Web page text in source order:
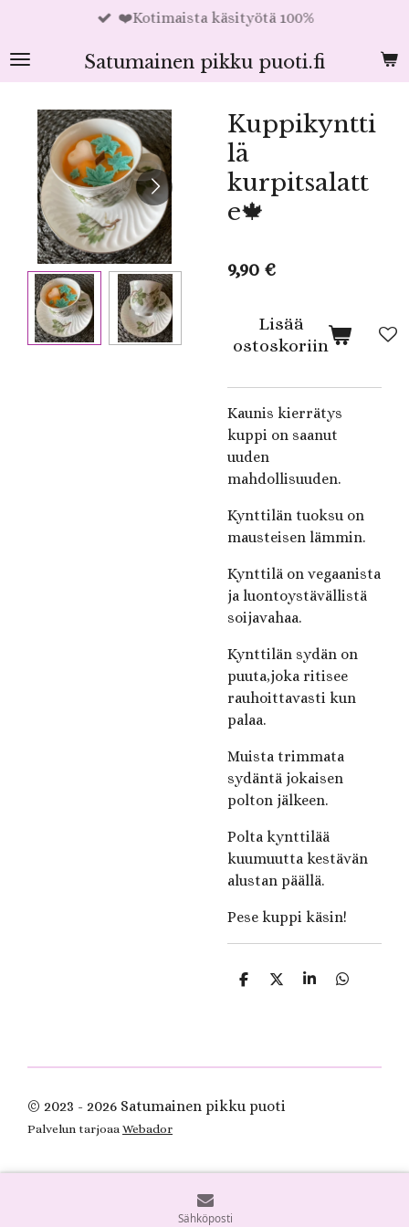
Satumainen pikku puoti.fi
❤️Kotimaista käsityötä 100%
Kuppikyntti
lä
kurpitsalatt
e🍁
9,90 €
Lisää
ostoskoriin
Kaunis kierrätys
kuppi on saanut
uuden
mahdollisuuden.
Kynttilän tuoksu on
mausteisen lämmin.
Kynttilä on vegaanista
ja luontoystävällistä
soijavahaa.
Kynttilän sydän on
puuta,joka ritisee
rauhoittavasti kun
palaa.
Muista trimmata
sydäntä jokaisen
polton jälkeen.
Polta kynttilää
kuumuutta kestävän
alustan päällä.
Pese kuppi käsin!
J
J
J
J
© 2023 - 2026 Satumainen pikku puoti
Palvelun tarjoaa Webador
Sähköposti